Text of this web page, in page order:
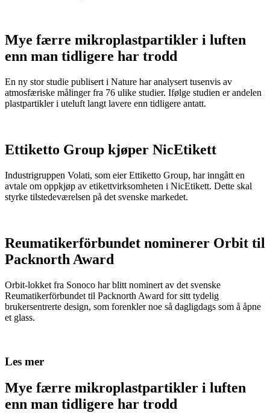
Mye færre mikroplastpartikler i luften
enn man tidligere har trodd
En ny stor studie publisert i Nature har analysert tusenvis av
atmosfæriske målinger fra 76 ulike studier. Ifølge studien er andelen
plastpartikler i uteluft langt lavere enn tidligere antatt.
Ettiketto Group kjøper NicEtikett
Industrigruppen Volati, som eier Ettiketto Group, har inngått en
avtale om oppkjøp av etikettvirksomheten i NicEtikett. Dette skal
styrke tilstedeværelsen på det svenske markedet.
Reumatikerförbundet nominerer Orbit til
Packnorth Award
Orbit-lokket fra Sonoco har blitt nominert av det svenske
Reumatikerförbundet til Packnorth Award for sitt tydelig
brukersentrerte design, som forenkler noe så dagligdags som å åpne
et glass.
Les mer
Mye færre mikroplastpartikler i luften
enn man tidligere har trodd